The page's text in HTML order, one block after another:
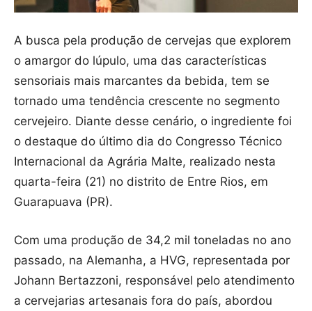
A busca pela produção de cervejas que explorem
o amargor do lúpulo, uma das características
sensoriais mais marcantes da bebida, tem se
tornado uma tendência crescente no segmento
cervejeiro. Diante desse cenário, o ingrediente foi
o destaque do último dia do Congresso Técnico
Internacional da Agrária Malte, realizado nesta
quarta-feira (21) no distrito de Entre Rios, em
Guarapuava (PR).
Com uma produção de 34,2 mil toneladas no ano
passado, na Alemanha, a HVG, representada por
Johann Bertazzoni, responsável pelo atendimento
a cervejarias artesanais fora do país, abordou